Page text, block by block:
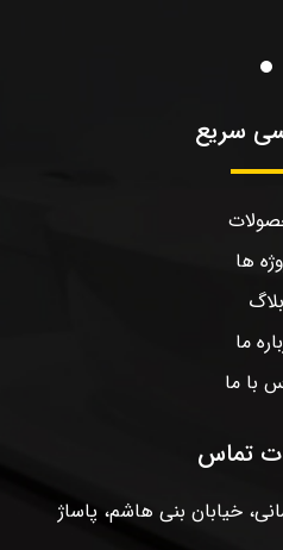
سریع
ها
بلاگ
ما
با ما
تماس
خیابان بنی هاشم، پاساژ